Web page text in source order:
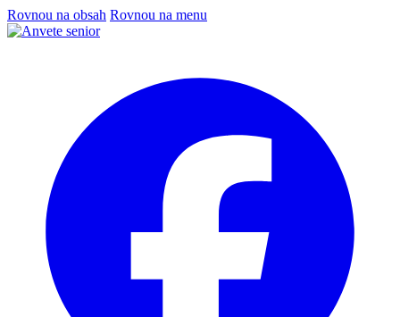
Rovnou na obsah Rovnou na menu